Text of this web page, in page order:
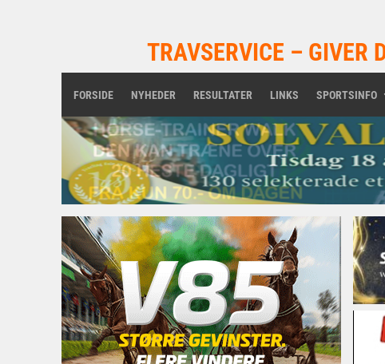
TRAVSERVICE – GIVER
FORSIDE NYHEDER RESULTATER LINKS SPORTSINFO